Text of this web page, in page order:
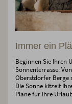
Immer ein
Beginnen Sie Ihren
Sonnenterrasse.
Oberstdorfer Berge
Die Sonne kitzelt
Pläne für Ihre